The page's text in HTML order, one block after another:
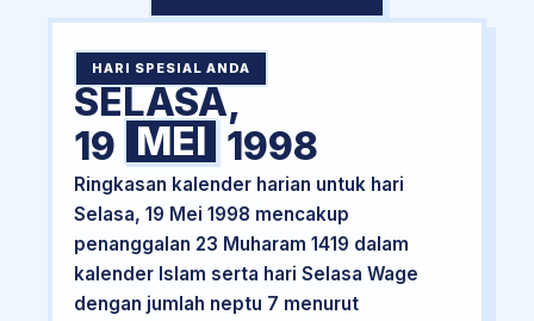
HARI SPESIAL ANDA
SELASA,
19 MEI 1998
Ringkasan kalender harian untuk hari
Selasa, 19 Mei 1998 mencakup
penanggalan 23 Muharam 1419 dalam
kalender Islam serta hari Selasa Wage
dengan jumlah neptu 7 menurut